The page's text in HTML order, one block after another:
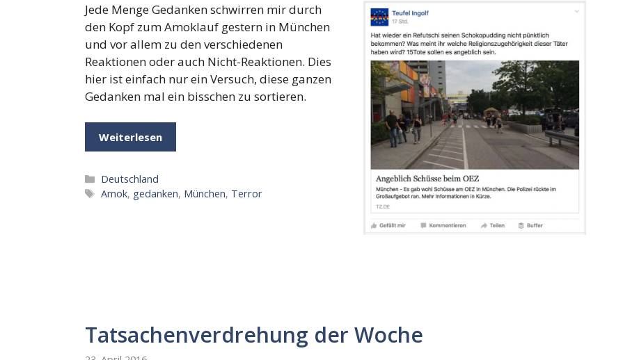
Jede Menge Gedanken schwirren mir durch
den Kopf zum Amoklauf gestern in München
und vor allem zu den verschiedenen
Reaktionen oder auch Nicht-Reaktionen. Dies
hier ist einfach nur ein Versuch, diese ganzen
Gedanken mal ein bisschen zu sortieren.
Weiterlesen
Kategorien
Deutschland
Schlagwörter
Amok, gedanken, München, Terror
Tatsachenverdrehung der Woche